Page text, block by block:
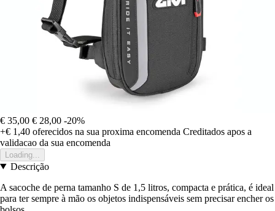
€ 35,00 € 28,00 -20%
+€ 1,40 oferecidos na sua proxima encomenda Creditados apos a
validacao da sua encomenda
Loading...
Descrição
A sacoche de perna tamanho S de 1,5 litros, compacta e prática, é ideal
para ter sempre à mão os objetos indispensáveis sem precisar encher os